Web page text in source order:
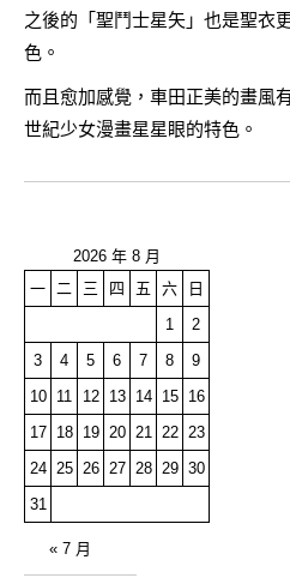
之後的「聖鬥士星矢」也是聖衣
色。
而且愈加感覺，車田正美的畫風
世紀少女漫畫星星眼的特色。
2026 年 8 月
一 二 三 四 五 六
日
1
2
3
4 5 6 7 8
9
10
11 12 13 14 15
16
17
18 19 20 21 22 23
24 25 26 27 28 29 30
31
« 7 月